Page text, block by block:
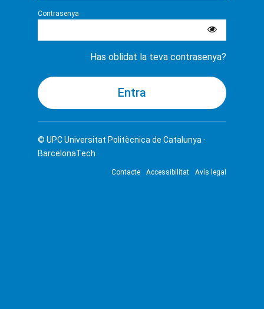
Contrasenya
Has oblidat la teva contrasenya?
© UPCUniversitat Politècnica de Catalunya ·
BarcelonaTech
Contacte Accessibilitat Avís legal